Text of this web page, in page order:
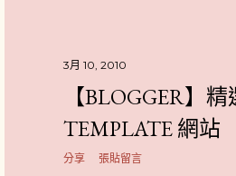
3月 10, 2010
【BLOGGER】
TEMPLATE 網站
分享 張貼留言